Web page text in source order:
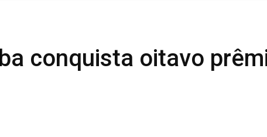
conquista oitavo